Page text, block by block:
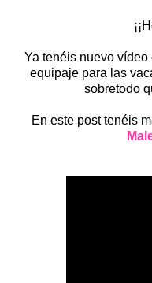
Ya tenéis nuevo
equipaje para las
sobretodo
En este post tenéis